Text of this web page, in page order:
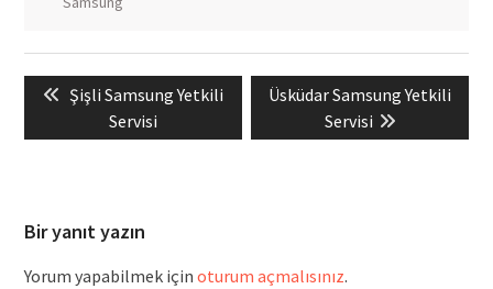
Yazı
gezinmesi
Previous
Şişli Samsung Yetkili
Servisi
Next
Üsküdar Samsung Yetkili
Servisi
Bir yanıt yazın
Yorum yapabilmek için oturum açmalısınız.